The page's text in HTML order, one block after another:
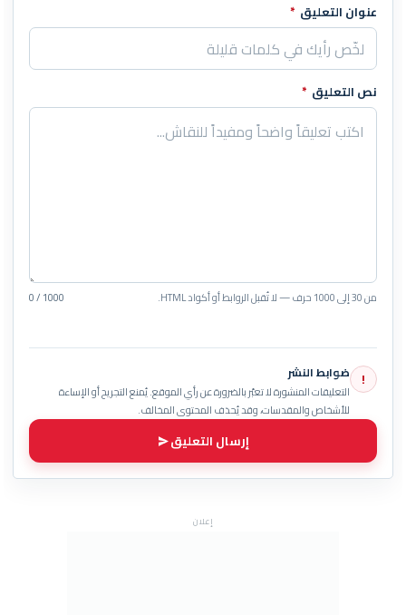
عنوان التعليق *
نص التعليق *
من 30 إلى 1000 حرف — لا تُقبل الروابط أو أكواد HTML. 0 / 1000
! ضوابط النشر
التعليقات المنشورة لا تعبّر بالضرورة عن رأي الموقع. يُمنع التجريح أو الإساءة
للأشخاص والمقدسات، وقد يُحذف المحتوى المخالف.
إرسال التعليق
إعلان